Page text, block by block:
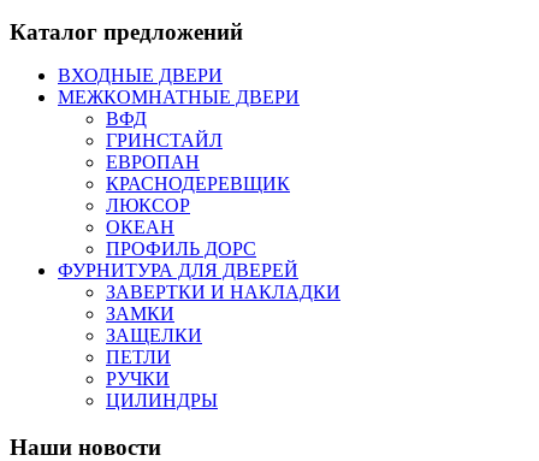
Каталог предложений
ВХОДНЫЕ ДВЕРИ
МЕЖКОМНАТНЫЕ ДВЕРИ
ВФД
ГРИНСТАЙЛ
ЕВРОПАН
КРАСНОДЕРЕВЩИК
ЛЮКСОР
ОКЕАН
ПРОФИЛЬ ДОРС
ФУРНИТУРА ДЛЯ ДВЕРЕЙ
ЗАВЕРТКИ И НАКЛАДКИ
ЗАМКИ
ЗАЩЕЛКИ
ПЕТЛИ
РУЧКИ
ЦИЛИНДРЫ
Наши новости